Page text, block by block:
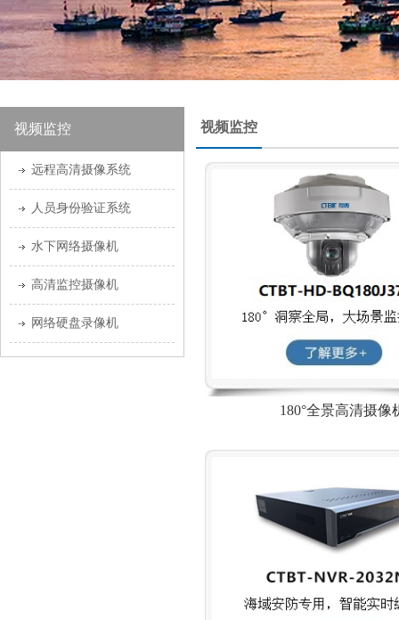
视频监控
远程高清摄像系统
人员身份验证系统
水下网络摄像机
高清监控摄像机
网络硬盘录像机
视频监控
180°全景高清摄像